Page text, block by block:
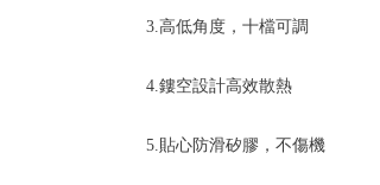
3.高低角度，十檔可調
4.鏤空設計高效散熱
5.貼心防滑矽膠，不傷機